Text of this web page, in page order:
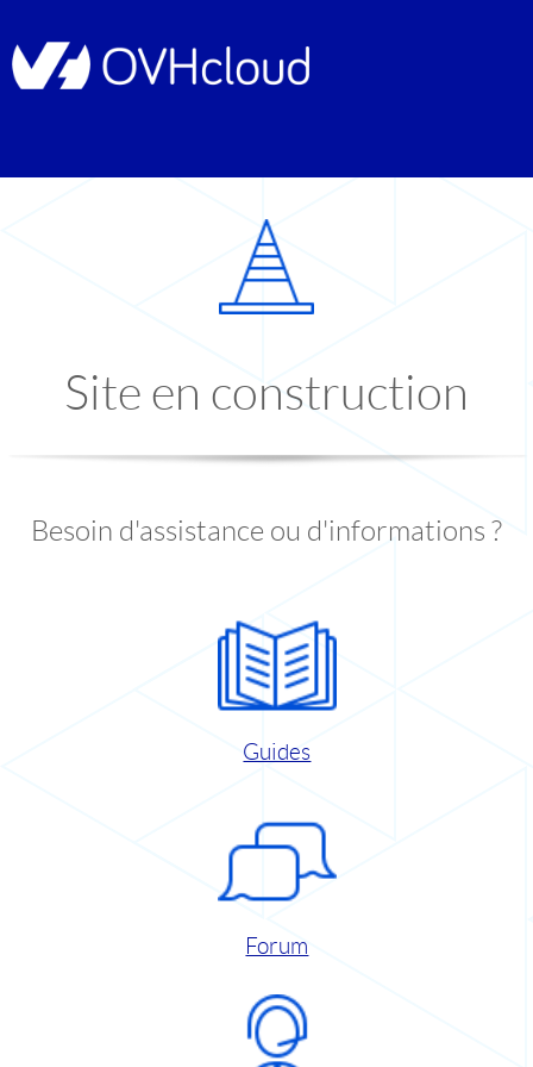
Site en construction
Besoin d'assistance ou d'informations ?
Guides
Forum